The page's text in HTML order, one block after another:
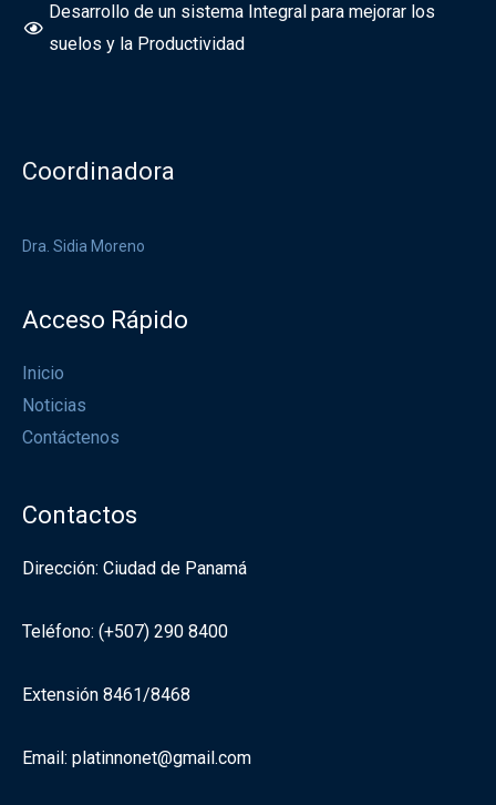
Desarrollo de un sistema Integral para mejorar los
suelos y la Productividad
Coordinadora
Dra. Sidia Moreno
Acceso Rápido
Inicio
Noticias
Contáctenos
Contactos
Dirección: Ciudad de Panamá
Teléfono: (+507) 290 8400
Extensión 8461/8468
Email: platinnonet@gmail.com